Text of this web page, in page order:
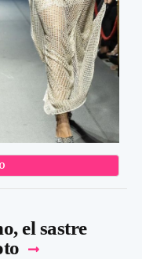
el sastre